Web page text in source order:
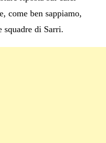
come ben sappiamo,
squadre di Sarri.